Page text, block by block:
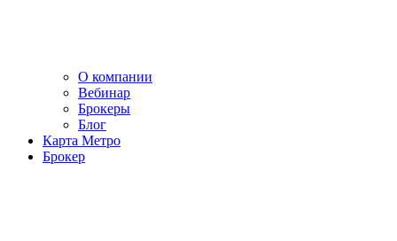
О компании
Вебинар
Брокеры
Блог
Карта Метро
Брокер